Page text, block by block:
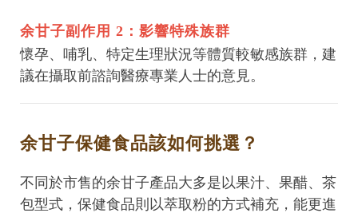
余甘子副作用 2：影響特殊族群
懷孕、哺乳、特定生理狀況等體質較敏感族群，建
議在攝取前諮詢醫療專業人士的意見。
余甘子保健食品該如何挑選？
不同於市售的余甘子產品大多是以果汁、果醋、茶
包型式，保健食品則以萃取粉的方式補充，能更進